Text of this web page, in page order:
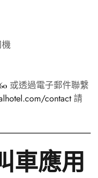
或透過電子郵件聯繫
contact請
車應用